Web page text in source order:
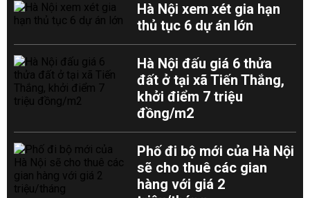
Hà Nội xem xét gia hạn
thủ tục 6 dự án lớn
Hà Nội đấu giá 6 thửa
đất ở tại xã Tiến Thắng,
khởi điểm 7 triệu
đồng/m2
Phố đi bộ mới của Hà Nội
sẽ cho thuê các gian
hàng với giá 2